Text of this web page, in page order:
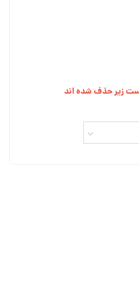
زیر حذف شده اند